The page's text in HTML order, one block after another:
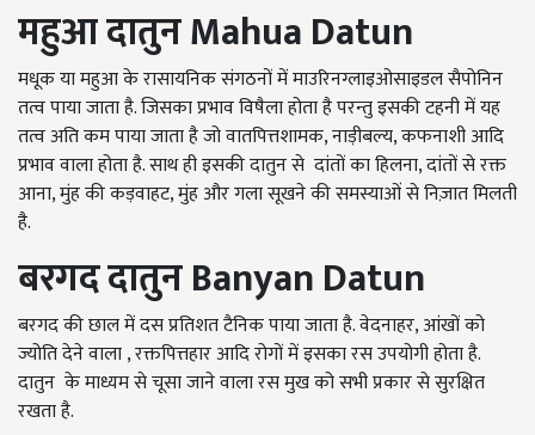
महुआ दातुनMahua Datun
मधूक या महुआ के रासायनिक संगठनों में माउरिनग्लाइओसाइडल सैपोनिन
तत्व पाया जाता है. जिसका प्रभाव विषैला होता है परन्तु इसकी टहनी में यह
तत्व अति कम पाया जाता है जो वातपित्तशामक, नाड़ीबल्य, कफनाशी आदि
प्रभाव वाला होता है. साथ ही इसकी दातुन से दांतों का हिलना, दांतों से रक्त
आना, मुंह की कड़वाहट, मुंह और गला सूखने की समस्याओं से निज़ात मिलती
है.
बरगद दातुनBanyan Datun
बरगद की छाल में दस प्रतिशत टैनिक पाया जाता है. वेदनाहर, आंखों को
ज्योति देने वाला , रक्तपित्तहार आदि रोगों में इसका रस उपयोगी होता है.
दातुन के माध्यम से चूसा जाने वाला रस मुख को सभी प्रकार से सुरक्षित
रखता है.